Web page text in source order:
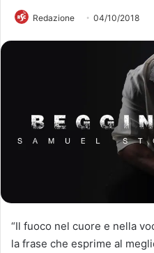
Redazione 04/10/2018
“Il fuoco nel cuore e nella
la frase che esprime al